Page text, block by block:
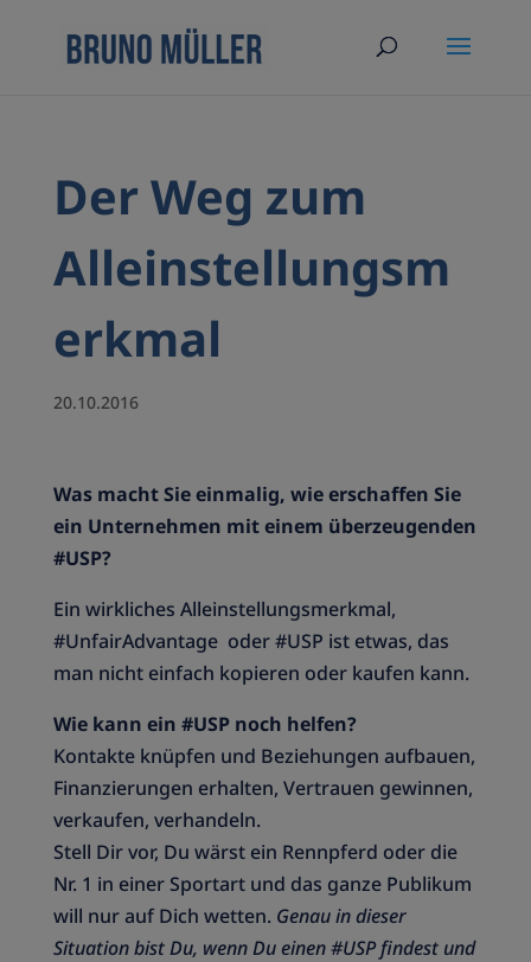
Der Weg zum
Alleinstellungsm
erkmal
20.10.2016
Was macht Sie einmalig, wie erschaffen Sie
ein Unternehmen mit einem überzeugenden
#USP?
Ein wirkliches Alleinstellungsmerkmal,
#UnfairAdvantage oder #USP ist etwas, das
man nicht einfach kopieren oder kaufen kann.
Wie kann ein #USP noch helfen?
Kontakte knüpfen und Beziehungen aufbauen,
Finanzierungen erhalten, Vertrauen gewinnen,
verkaufen, verhandeln.
Stell Dir vor, Du wärst ein Rennpferd oder die
Nr. 1 in einer Sportart und das ganze Publikum
will nur auf Dich wetten. Genau in dieser
Situation bist Du, wenn Du einen #USP findest und